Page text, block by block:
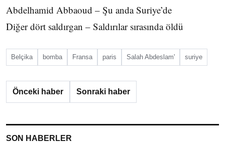
Abdelhamid Abbaoud – Şu anda Suriye’de
Diğer dört saldırgan – Saldırılar sırasında öldü
Belçika bomba Fransa paris Salah Abdeslam' suriye
Önceki haber Sonraki haber
SON HABERLER